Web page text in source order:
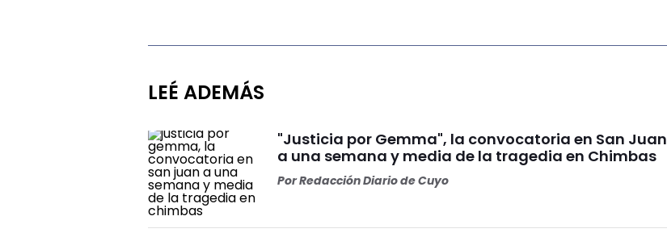
LEÉ ADEMÁS
"Justicia por Gemma", la convocatoria en San Juan
a una semana y media de la tragedia en Chimbas
PorRedacción Diario de Cuyo